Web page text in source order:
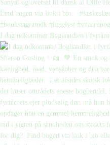
I dag udkommer Boghandlen i